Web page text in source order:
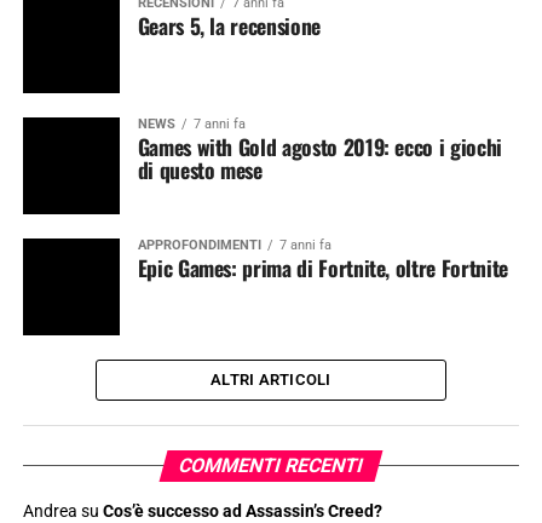
Gears 5, la recensione
NEWS 7 anni fa
Games with Gold agosto 2019: ecco i giochi
di questo mese
APPROFONDIMENTI 7 anni fa
Epic Games: prima di Fortnite, oltre Fortnite
ALTRI ARTICOLI
COMMENTI RECENTI
Andrea su Cos’è successo ad Assassin’s Creed?